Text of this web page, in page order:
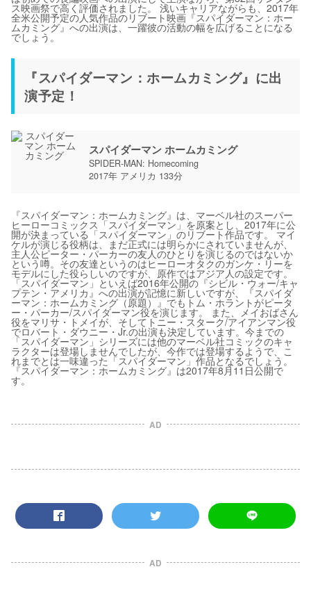
ス映画祭で高く評価されました。 浅いキャリアながらも、2017年
全米公開予定の人気作品のリブート映画『スパイダーマン：ホー
ムカミング』への出演は、一躍彼の活動の幅を広げることになる
でしょう。
『スパイダーマン：ホームカミング』に出
演予定！
スパイダーマン ホームカミング
SPIDER-MAN: Homecoming
2017年 アメリカ 133分
『スパイダーマン：ホームカミング』は、マーベル社のスーパー
ヒーローコミックス「スパイダーマン」を原案とし、2017年に公
開が決まっている「スパイダーマン」のリブート作品です。 マイ
ケルが演じる役柄は、まだ正式には明らかにされていませんが、
主人公ピーター・パーカーの友人のひとりを演じるのではないか
という噂。その友達というのはヒーローオタクのガンケ・リーを
モデルにした役らしいのですが、原作ではアジア人の設定です。
「スパイダーマン」といえば2016年公開の『シビル・ウォー/キャ
プテン・アメリカ』への出演が記憶に新しいですが、『スパイダ
ーマン：ホームカミング（原題）』でもトム・ホラントがピータ
ー・パーカー/スパイダーマン役を演じます。 また、メイおばさん
役をマリサ・トメイが、そしてトニー・スターク/アイアンマン役
でロバート・ダウニー・Jr.の出演も決定しています。今までの
「スパイダーマン」シリーズには他のマーベル社コミックのキャ
ラクターは登場しませんでしたが、今作では登場するようで、こ
れまでとは一味違った「スパイダーマン」作品となるでしょう。
『スパイダーマン：ホームカミング』は2017年8月11日公開で
す。
AD
AD